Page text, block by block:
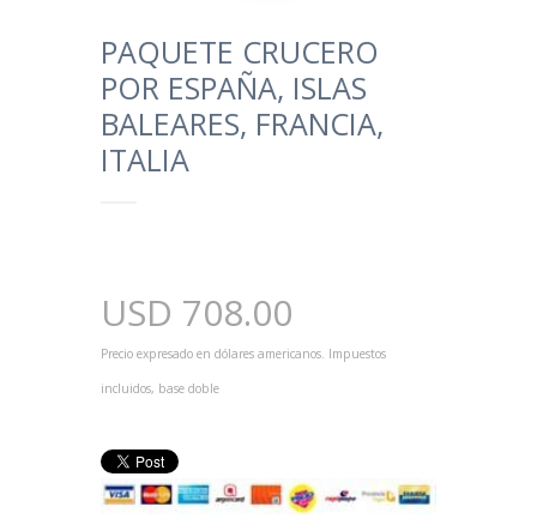
PAQUETE CRUCERO
POR ESPAÑA, ISLAS
BALEARES, FRANCIA,
ITALIA
USD 708.00
Precio expresado en dólares americanos. Impuestos
incluidos, base doble